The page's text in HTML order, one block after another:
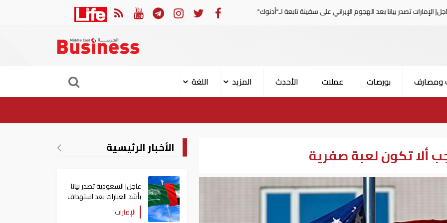
بعد الهجوم الإيراني على سفينة تابعة لـ"أدنوك" الحرس الثوري: إعادة فتح مضيق هرمز مرهونة بقبول واشنطن الكامل لشروط طهران
ومصارف بورصات عملات الأحدث المزيد
اللغة
ألا تكون لعبة صفرية الأخبار الرئيسية
عاجل| السعودية تصدر بيانا
بأشد العبارات بعد استهداف
إيران لناقلة إماراتية
الإمارات